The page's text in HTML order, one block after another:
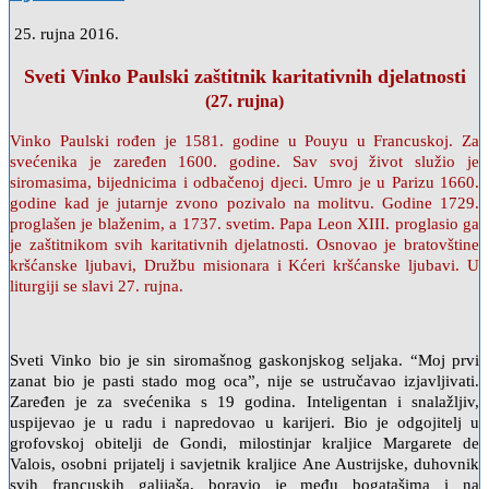
25. rujna 2016.
Sveti Vinko Paulski zaštitnik karitativnih djelatnosti
(27. rujna)
Vinko Paulski rođen je 1581. godine u Pouyu u Francuskoj. Za
svećenika je zaređen 1600. godine. Sav svoj život služio je
siromasima, bijednicima i odbačenoj djeci. Umro je u Parizu 1660.
godine kad je jutarnje zvono pozivalo na molitvu. Godine 1729.
proglašen je blaženim, a 1737. svetim. Papa Leon XIII. proglasio ga
je zaštitnikom svih karitativnih djelatnosti. Osnovao je bratovštine
kršćanske ljubavi, Družbu misionara i Kćeri kršćanske ljubavi. U
liturgiji se slavi 27. rujna.
Sveti Vinko bio je sin siromašnog gaskonjskog seljaka. “Moj prvi
zanat bio je pasti stado mog oca”, nije se ustručavao izjavljivati.
Zaređen je za svećenika s 19 godina. Inteligentan i snalažljiv,
uspijevao je u radu i napredovao u karijeri. Bio je odgojitelj u
grofovskoj obitelji de Gondi, milostinjar kraljice Margarete de
Valois, osobni prijatelj i savjetnik kraljice Ane Austrijske, duhovnik
svih francuskih galijaša, boravio je među bogatašima i na